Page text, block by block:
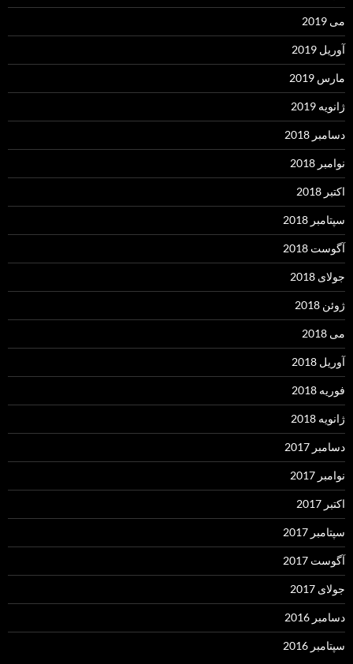
می 2019
آوریل 2019
مارس 2019
ژانویه 2019
دسامبر 2018
نوامبر 2018
اکتبر 2018
سپتامبر 2018
آگوست 2018
جولای 2018
ژوئن 2018
می 2018
آوریل 2018
فوریه 2018
ژانویه 2018
دسامبر 2017
نوامبر 2017
اکتبر 2017
سپتامبر 2017
آگوست 2017
جولای 2017
دسامبر 2016
سپتامبر 2016